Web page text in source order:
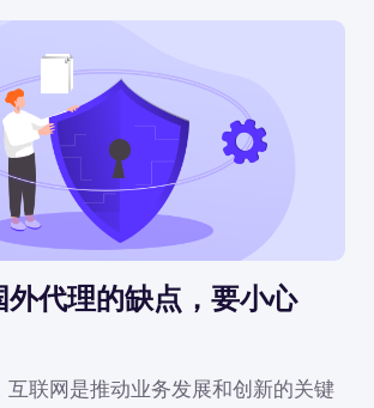
代理的缺点，要小心
互联网是推动业务发展和创新的关键